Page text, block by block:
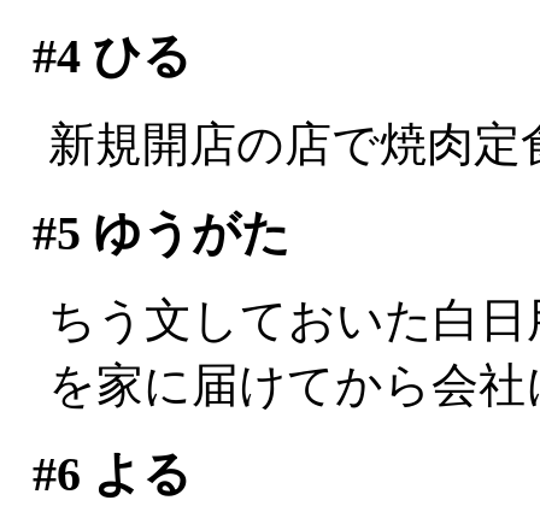
#4ひる
新規開店の店で焼肉定
#5 ゆうがた
ちう文しておいた白
を家に届けてから会
#6 よる